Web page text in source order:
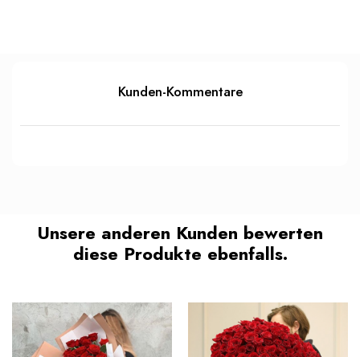
Kunden-Kommentare
Unsere anderen Kunden bewerten
diese Produkte ebenfalls.